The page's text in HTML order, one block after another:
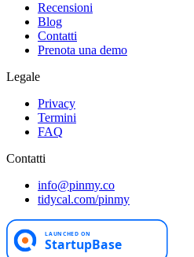
Recensioni
Blog
Contatti
Prenota una demo
Legale
Privacy
Termini
FAQ
Contatti
info@pinmy.co
tidycal.com/pinmy